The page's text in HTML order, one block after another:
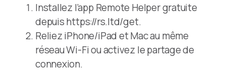
Installez l’app Remote Helper gratuite
depuis https://rs.ltd/get.
Reliez iPhone/iPad et Mac au même
réseau Wi-Fi ou activez le partage de
connexion.